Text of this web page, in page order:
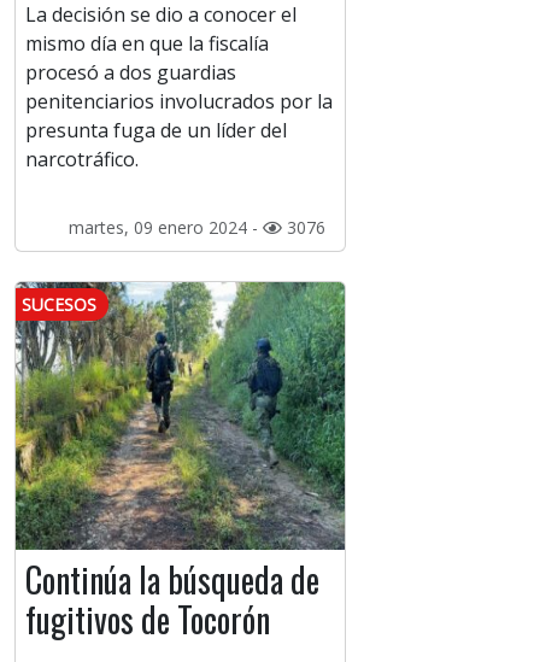
La decisión se dio a conocer el
mismo día en que la fiscalía
procesó a dos guardias
penitenciarios involucrados por la
presunta fuga de un líder del
narcotráfico.
martes, 09 enero 2024 - 3076
SUCESOS
Continúa la búsqueda de
fugitivos de Tocorón